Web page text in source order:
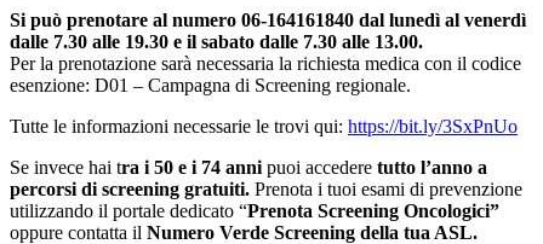
Si può prenotare al numero 06-164161840 dal lunedì al venerdì
dalle 7.30 alle 19.30 e il sabato dalle 7.30 alle 13.00.
Per la prenotazione sarà necessaria la richiesta medica con il codice
esenzione: D01 – Campagna di Screening regionale.
Tutte le informazioni necessarie le trovi qui: https://bit.ly/3SxPnUo
Se invece hai tra i 50 e i 74 anni puoi accedere tutto l’anno a
percorsi di screening gratuiti. Prenota i tuoi esami di prevenzione
utilizzando il portale dedicato “Prenota Screening Oncologici”
oppure contatta il Numero Verde Screening della tua ASL.